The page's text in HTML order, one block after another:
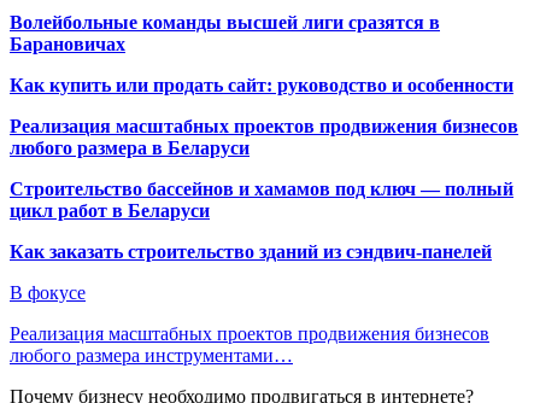
Волейбольные команды высшей лиги сразятся в
Барановичах
Как купить или продать сайт: руководство и особенности
Реализация масштабных проектов продвижения бизнесов
любого размера в Беларуси
Строительство бассейнов и хамамов под ключ — полный
цикл работ в Беларуси
Как заказать строительство зданий из сэндвич-панелей
В фокусе
Реализация масштабных проектов продвижения бизнесов
любого размера инструментами…
Почему бизнесу необходимо продвигаться в интернете?